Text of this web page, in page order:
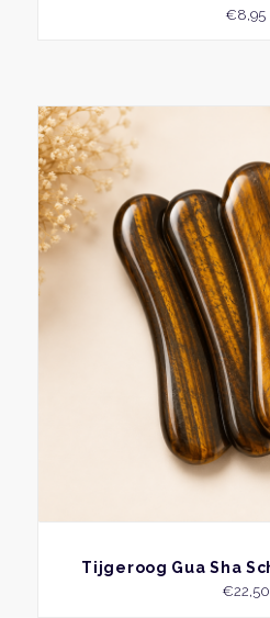
€8,95
BEKIJK
Tijgeroog Gua Sha
€22,50